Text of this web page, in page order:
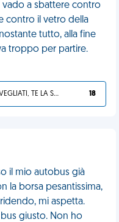
a sbattere contro
contro il vetro della
tutto, alla fine
troppo per partire.
SVEGLIATI, TE LA SEI CERCATA! 18
il mio autobus già
la borsa pesantissima,
mi aspetta.
giusto. Non ho